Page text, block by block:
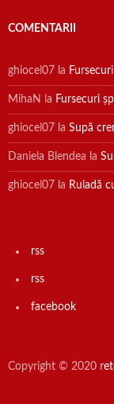
COMENTARII
ghiocel07 la
MihaN la Fursecuri
ghiocel07 la Supă
Daniela Blendea la
ghiocel07 la Ruladă
rss
rss
facebook
Copyright © 2020